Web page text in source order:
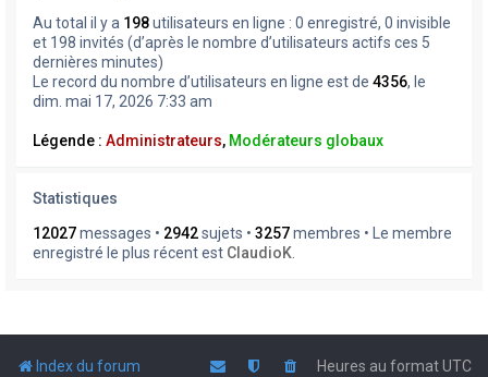
Au total il y a 198utilisateurs en ligne : 0 enregistré, 0 invisible
et 198 invités (d’après le nombre d’utilisateurs actifs ces 5
dernières minutes)
Le record du nombre d’utilisateurs en ligne est de 4356, le
dim. mai 17, 2026 7:33 am
Légende : Administrateurs, Modérateurs globaux
Statistiques
12027messages • 2942sujets • 3257membres • Le membre
enregistré le plus récent est ClaudioK
Index du forum Heures au formatUTC